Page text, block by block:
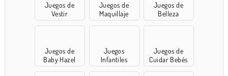
Juegos de
Vestir
Juegos de
Maquillaje
Juegos de
Belleza
Juegos de
Baby Hazel
Juegos
Infantiles
Juegos de
Cuidar Bebés